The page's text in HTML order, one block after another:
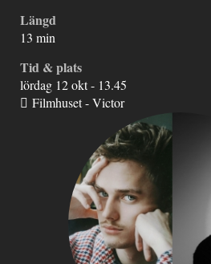
Längd
13 min
Tid & plats
lördag 12 okt - 13.45
Filmhuset - Victor